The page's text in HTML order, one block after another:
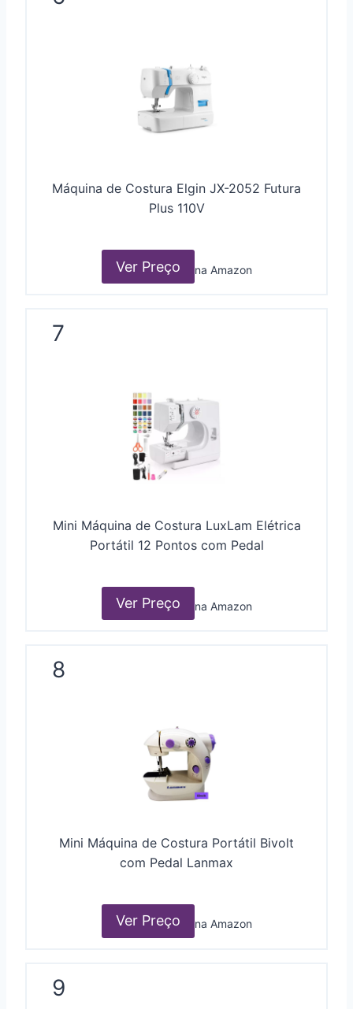
Máquina de Costura Elgin JX-2052 Futura
Plus 110V
Ver Preço na Amazon
7
Mini Máquina de Costura LuxLam Elétrica
Portátil 12 Pontos com Pedal
Ver Preço na Amazon
8
Mini Máquina de Costura Portátil Bivolt
com Pedal Lanmax
Ver Preço na Amazon
9